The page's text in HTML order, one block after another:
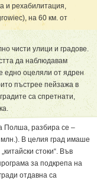
и рехабилитация,
на 60 км. от
чисти улици и градове.
да наблюдавам
едно оцеляли от ядрен
пъстрее пейзажа в
са спретнати,
Полша, разбира се –
В целия град имаше
стоки“. Във
за подкрепа на
отдавна са